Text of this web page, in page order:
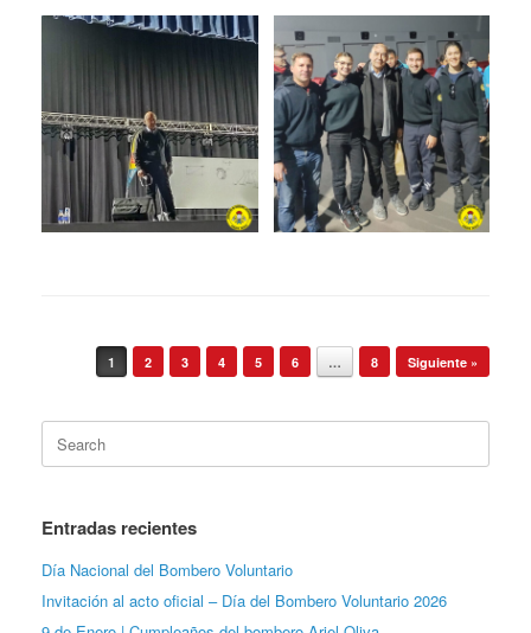
Post navigation
1 2 3 4 5 6 … 8 Siguiente »
Search
for:
Entradas recientes
Día Nacional del Bombero Voluntario
Invitación al acto oficial – Día del Bombero Voluntario 2026